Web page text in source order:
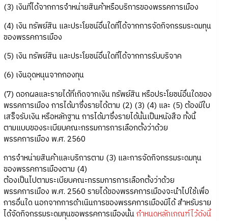
(3) เงินที่ได้จากการจำหน่ายสินค้าหรือบริการของพรรคการเมือง
(4) เงิน ทรัพย์สิน และประโยชน์อื่นใดที่ได้จากการจัดกิจกรรมระดมทุน
ของพรรคการเมือง
(5) เงิน ทรัพย์สิน และประโยชน์อื่นใดที่ได้จากการรับบริจาค
(6) เงินอุดหนุนจากกองทุน
(7) ดอกผลและรายได้ที่เกิดจากเงิน ทรัพย์สิน หรือประโยชน์อื่นใดของ
พรรคการเมือง การได้มาซึ่งรายได้ตาม (2) (3) (4) และ (5) ต้องมีใบ
เสร็จรับเงิน หรือหลักฐาน การได้มาซึ่งรายได้นั้นเป็นหนังสือ ทั้งนี้
ตามแบบของระเบียบคณะกรรมการการเลือกตั้งว่าด้วย
พรรคการเมือง พ.ศ. 2560
การจำหน่ายสินค้าและบริการตาม (3) และการจัดกิจกรรมระดมทุน
ของพรรคการเมืองตาม (4)
ต้องเป็นไปตามระเบียบคณะกรรมการการเลือกตั้งว่าด้วย
พรรคการเมือง พ.ศ. 2560 รายได้ของพรรคการเมืองจะนำไปใช้เพื่อ
การอื่นใด นอกจากการดำเนินการของพรรคการเมืองมิได้ สำหรับราย
ได้จัดกิจกรรมระดมทุนขอพรรคการเมืองนั้นกำหนดหลักเกณฑ์ไว้ดังนี้